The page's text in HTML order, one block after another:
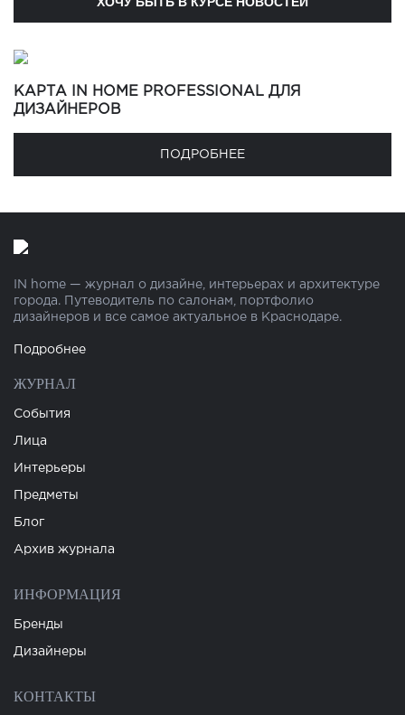
КАРТА IN HOME PROFESSIONAL ДЛЯ
ДИЗАЙНЕРОВ
ПОДРОБНЕЕ
IN home — журнал о дизайне, интерьерах и архитектуре
города. Путеводитель по салонам, портфолио
дизайнеров и все самое актуальное в Краснодаре.
Подробнее
ЖУРНАЛ
События
Лица
Интерьеры
Предметы
Блог
Архив журнала
ИНФОРМАЦИЯ
Бренды
Дизайнеры
КОНТАКТЫ